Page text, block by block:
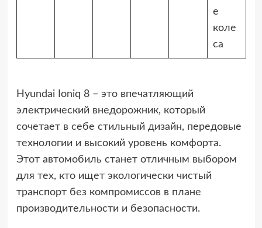
е
коле
са
Hyundai Ioniq 8 – это впечатляющий
электрический внедорожник, который
сочетает в себе стильный дизайн, передовые
технологии и высокий уровень комфорта.
Этот автомобиль станет отличным выбором
для тех, кто ищет экологически чистый
транспорт без компромиссов в плане
производительности и безопасности.